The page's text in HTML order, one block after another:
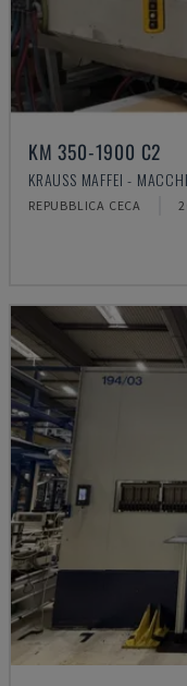
KM 350-1900 C2
KRAUSS MAFFEI -
REPUBBLICA CECA